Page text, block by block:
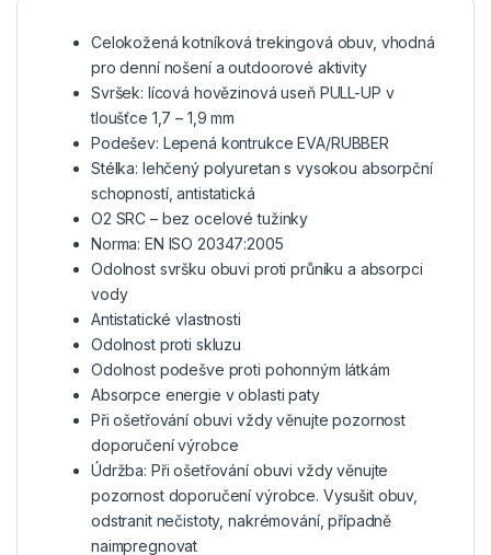
Celokožená kotníková trekingová obuv, vhodná
pro denní nošení a outdoorové aktivity
Svršek: lícová hovězinová useň PULL-UP v
tloušťce 1,7 – 1,9 mm
Podešev: Lepená kontrukce EVA/RUBBER
Stélka: lehčený polyuretan s vysokou absorpční
schopností, antistatická
O2 SRC – bez ocelové tužinky
Norma: EN ISO 20347:2005
Odolnost svršku obuvi proti průniku a absorpci
vody
Antistatické vlastnosti
Odolnost proti skluzu
Odolnost podešve proti pohonným látkám
Absorpce energie v oblasti paty
Při ošetřování obuvi vždy věnujte pozornost
doporučení výrobce
Údržba: Při ošetřování obuvi vždy věnujte
pozornost doporučení výrobce. Vysušit obuv,
odstranit nečistoty, nakrémování, případně
naimpregnovat